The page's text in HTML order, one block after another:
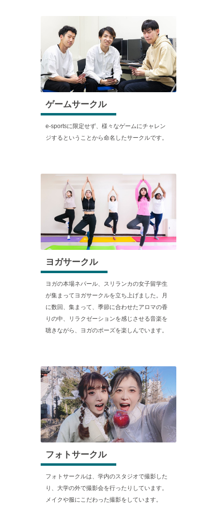
ゲームサークル
e‐sportsに限定せず、様々なゲームにチャレン
ジするということから命名したサークルです。
ヨガサークル
ヨガの本場ネパール、スリランカの女子留学生
が集まってヨガサークルを立ち上げました。月
に数回、集まって、季節に合わせたアロマの香
りの中、リラクゼーションを感じさせる音楽を
聴きながら、ヨガのポーズを楽しんでいます。
フォトサークル
フォトサークルは、学内のスタジオで撮影した
り、大学の外で撮影会を行ったりしています。
メイクや服にこだわった撮影をしています。